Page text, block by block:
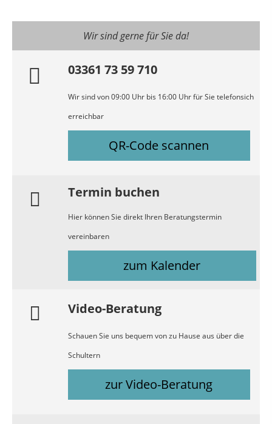
Wir sind gerne für Sie da!
03361 73 59 710
Wir sind von 09:00 Uhr bis 16:00 Uhr für Sie telefonsich
erreichbar
QR-Code scannen
Termin buchen
Hier können Sie direkt Ihren Beratungstermin
vereinbaren
zum Kalender
Video-Beratung
Schauen Sie uns bequem von zu Hause aus über die
Schultern
zur Video-Beratung